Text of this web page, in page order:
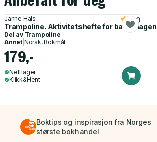
Janne Hals
Trampoline. Aktivitetshefte for barnehagen
5.0
Del av Trampoline
Annet Norsk, Bokmål
179,-
Nettlager
Klikk&Hent
Boktips og inspirasjon fra Norges
største bokhandel